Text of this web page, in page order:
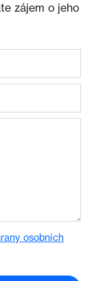
zájem o jeho
osobních